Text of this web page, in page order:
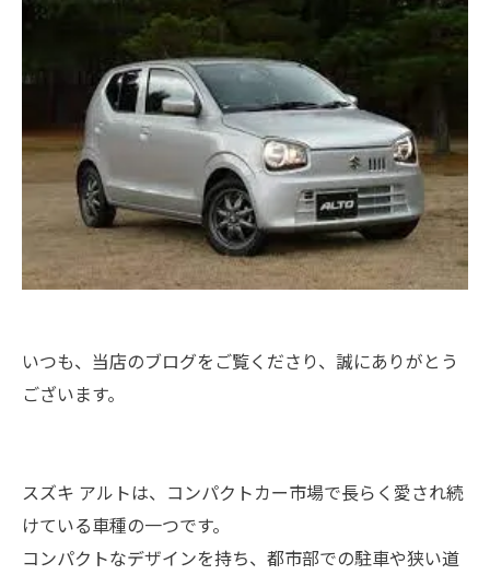
いつも、当店のブログをご覧くださり、誠にありがとう
ございます。
スズキ アルトは、コンパクトカー市場で長らく愛され続
けている車種の一つです。
コンパクトなデザインを持ち、都市部での駐車や狭い道